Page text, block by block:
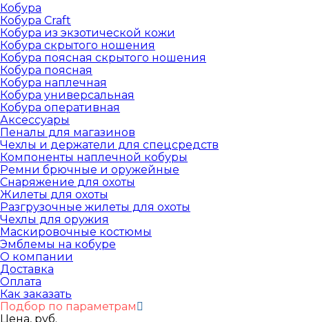
Кобура
Кобура Craft
Кобура из экзотической кожи
Кобура скрытого ношения
Кобура поясная скрытого ношения
Кобура поясная
Кобура наплечная
Кобура универсальная
Кобура оперативная
Аксессуары
Пеналы для магазинов
Чехлы и держатели для спецсредств
Компоненты наплечной кобуры
Ремни брючные и оружейные
Снаряжение для охоты
Жилеты для охоты
Разгрузочные жилеты для охоты
Чехлы для оружия
Маскировочные костюмы
Эмблемы на кобуре
О компании
Доставка
Оплата
Как заказать
Подбор по параметрам
Цена, руб.